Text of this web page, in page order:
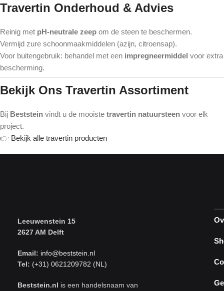
Travertin Onderhoud & Advies
Reinig met pH-neutrale zeep om de steen te beschermen.
Vermijd zure schoonmaakmiddelen (azijn, citroensap).
Voor buitengebruik: behandel met een impregneermiddel voor extra
bescherming.
Bekijk Ons Travertin Assortiment
Bij Beststein vindt u de mooiste travertin natuursteen voor elk
project.
👉 Bekijk alle travertin producten
Leeuwenstein 15
2627 AM Delft
Email: info@beststein.nl
Tel: (+31) 0621209782 (NL)
Beststein.nl is een handelsnaam van